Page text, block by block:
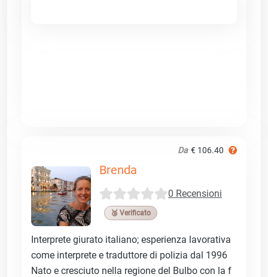
Da € 106.40
Brenda
0 Recensioni
🥉 Verificato
Interprete giurato italiano; esperienza lavorativa
come interprete e traduttore di polizia dal 1996
Nato e cresciuto nella regione del Bulbo con la f